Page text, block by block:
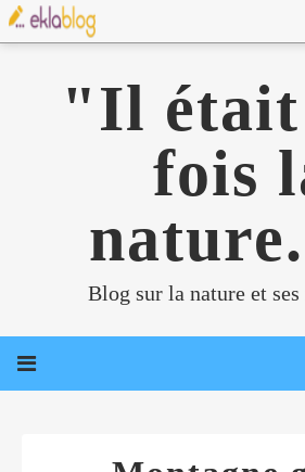
"Il était
fois
Blog sur la nature et